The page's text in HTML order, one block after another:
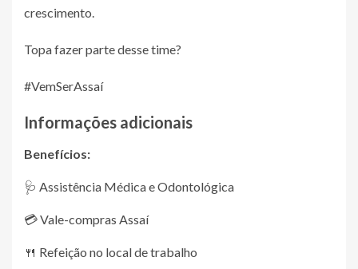
crescimento.
Topa fazer parte desse time?
#VemSerAssaí
Informações adicionais
Benefícios:
🩺 Assistência Médica e Odontológica
💳 Vale-compras Assaí
🍴 Refeição no local de trabalho